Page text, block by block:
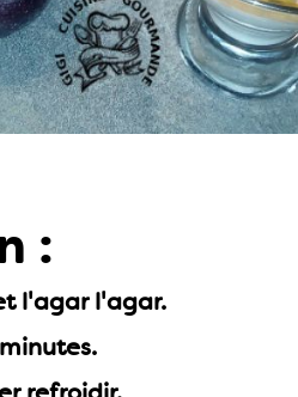
:
l'agar l'agar.